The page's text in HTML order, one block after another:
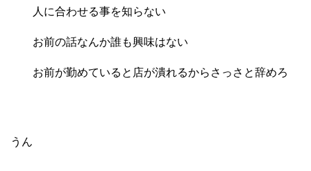
人に合わせる事を知らない
お前の話なんか誰も興味はない
お前が勤めていると店が潰れるからさっさと辞めろ
うん